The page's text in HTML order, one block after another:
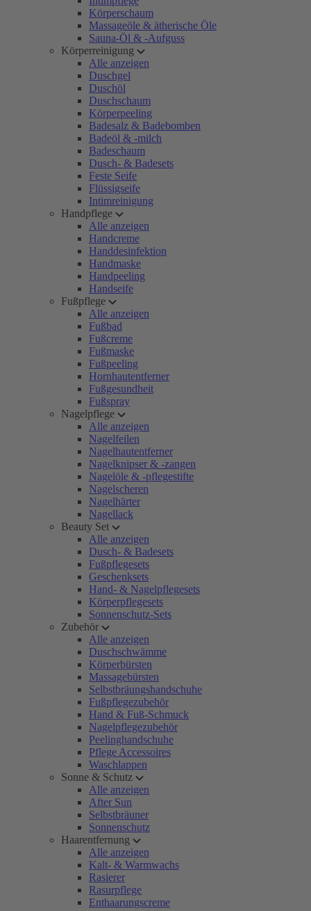
Körperschaum
Massageöle & ätherische Öle
Sauna-Öl & -Aufguss
Körperreinigung
Alle anzeigen
Duschgel
Duschöl
Duschschaum
Körperpeeling
Badesalz & Badebomben
Badeöl & -milch
Badeschaum
Dusch- & Badesets
Feste Seife
Flüssigseife
Intimreinigung
Handpflege
Alle anzeigen
Handcreme
Handdesinfektion
Handmaske
Handpeeling
Handseife
Fußpflege
Alle anzeigen
Fußbad
Fußcreme
Fußmaske
Fußpeeling
Hornhautentferner
Fußgesundheit
Fußspray
Nagelpflege
Alle anzeigen
Nagelfeilen
Nagelhautentferner
Nagelknipser & -zangen
Nagelöle & -pflegestifte
Nagelscheren
Nagelhärter
Nagellack
Beauty Set
Alle anzeigen
Dusch- & Badesets
Fußpflegesets
Geschenksets
Hand- & Nagelpflegesets
Körperpflegesets
Sonnenschutz-Sets
Zubehör
Alle anzeigen
Duschschwämme
Körperbürsten
Massagebürsten
Selbstbräungshandschuhe
Fußpflegezubehör
Hand & Fuß-Schmuck
Nagelpflegezubehör
Peelinghandschuhe
Pflege Accessoires
Waschlappen
Sonne & Schutz
Alle anzeigen
After Sun
Selbstbräuner
Sonnenschutz
Haarentfernung
Alle anzeigen
Kalt- & Warmwachs
Rasierer
Rasurpflege
Enthaarungscreme